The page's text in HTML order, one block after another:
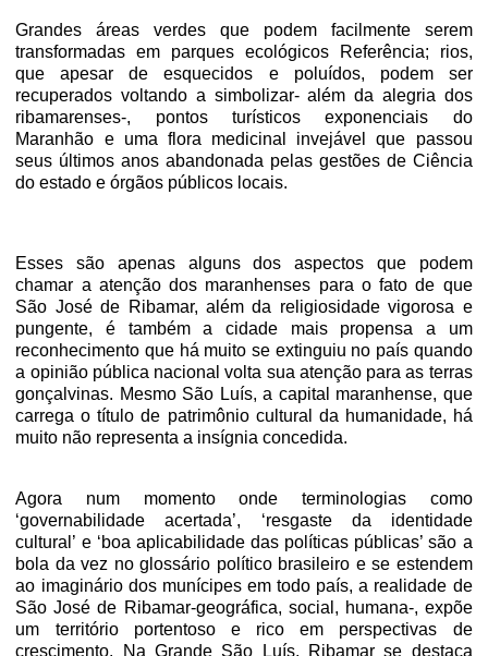
Grandes áreas verdes que podem facilmente serem
transformadas em parques ecológicos Referência; rios,
que apesar de esquecidos e poluídos, podem ser
recuperados voltando a simbolizar- além da alegria dos
ribamarenses-, pontos turísticos exponenciais do
Maranhão e uma flora medicinal invejável que passou
seus últimos anos abandonada pelas gestões de Ciência
do estado e órgãos públicos locais.
Esses são apenas alguns dos aspectos que podem
chamar a atenção dos maranhenses para o fato de que
São José de Ribamar, além da religiosidade vigorosa e
pungente, é também a cidade mais propensa a um
reconhecimento que há muito se extinguiu no país quando
a opinião pública nacional volta sua atenção para as terras
gonçalvinas. Mesmo São Luís, a capital maranhense, que
carrega o título de patrimônio cultural da humanidade, há
muito não representa a insígnia concedida.
Agora num momento onde terminologias como
‘governabilidade acertada’, ‘resgaste da identidade
cultural’ e ‘boa aplicabilidade das políticas públicas’ são a
bola da vez no glossário político brasileiro e se estendem
ao imaginário dos munícipes em todo país, a realidade de
São José de Ribamar-geográfica, social, humana-, expõe
um território portentoso e rico em perspectivas de
crescimento. Na Grande São Luís, Ribamar se destaca